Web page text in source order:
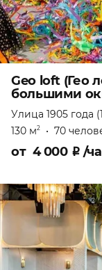
Geo loft (Гео
большими
Улица 1905 года
130 м2 • 70
от 4 000 ₽ /